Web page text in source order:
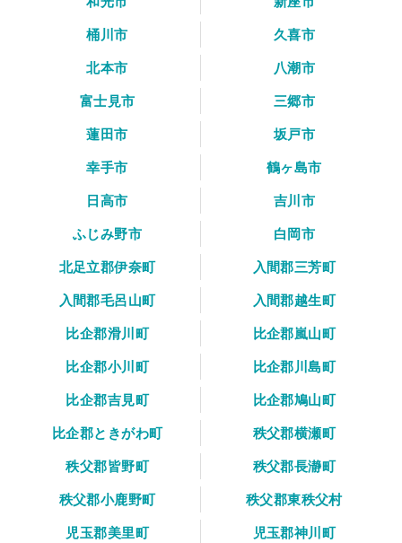
桶川市
久喜市
北本市
八潮市
富士見市
三郷市
蓮田市
坂戸市
幸手市
鶴ヶ島市
日高市
吉川市
ふじみ野市
白岡市
北足立郡伊奈町
入間郡三芳町
入間郡毛呂山町
入間郡越生町
比企郡滑川町
比企郡嵐山町
比企郡小川町
比企郡川島町
比企郡吉見町
比企郡鳩山町
比企郡ときがわ町
秩父郡横瀬町
秩父郡皆野町
秩父郡長瀞町
秩父郡小鹿野町
秩父郡東秩父村
児玉郡美里町
児玉郡神川町